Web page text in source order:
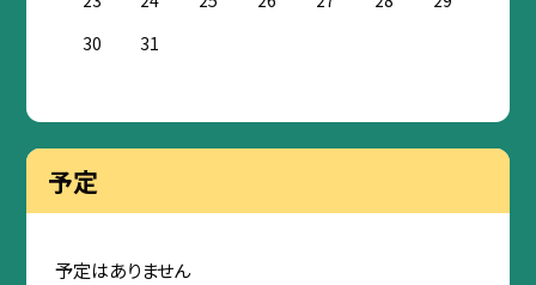
30
31
予定
予定はありません